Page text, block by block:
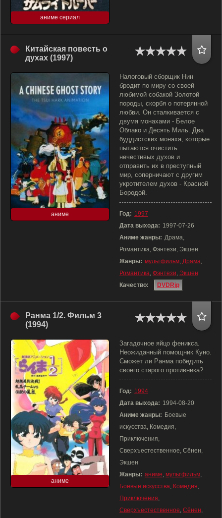
аниме сериал
Китайская повесть о
духах (1997)
аниме
Налоговый сборщик Нин
бродит по миру со своей
любимой собакой Золотой
породы, скорбя о потерянной
любви. Он сталкивается с
двумя монахами - Белое
Облако и Десять Миль. Два
буддистских монаха, которые
пытаются очистить
нечестивых духов и
отправить их в преступный
мир, соперничают с другим
укротителем духов - Красной
Бородой.
Год: 1997
Дата выхода: 1997-07-26
Аниме жанры: Драма,
Романтика, Фэнтези, Экшен
Жанры: мультфильм, Драма,
Романтика, Фэнтези, Экшен
Качество:
DVDRip
Ранма 1/2. Фильм 3
(1994)
аниме
Загадочное яйцо феникса.
Неожиданный помощник Куно.
Сможет ли Ранма победить
своего старого противника?
Год: 1994
Дата выхода: 1994-08-20
Аниме жанры: Боевые
искусства, Комедия,
Приключения,
Сверхъестественное, Сёнен,
Экшен
Жанры: аниме, мультфильм,
Боевые искусства, Комедия,
Приключения,
Сверхъестественное, Сёнен,